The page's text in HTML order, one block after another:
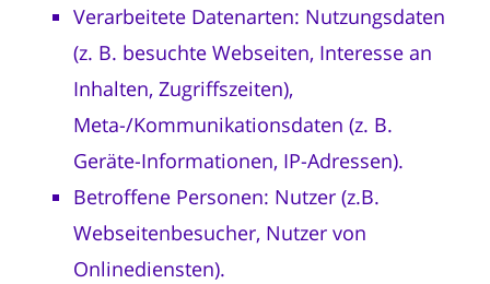
Verarbeitete Datenarten: Nutzungsdaten
(z. B. besuchte Webseiten, Interesse an
Inhalten, Zugriffszeiten),
Meta-/Kommunikationsdaten (z. B.
Geräte-Informationen, IP-Adressen).
Betroffene Personen: Nutzer (z.B.
Webseitenbesucher, Nutzer von
Onlinediensten).